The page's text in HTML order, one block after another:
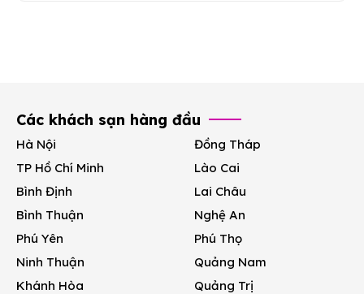
Các khách sạn hàng đầu
Hà Nội
TP Hồ Chí Minh
Bình Định
Bình Thuận
Phú Yên
Ninh Thuận
Khánh Hòa
Đồng Tháp
Lào Cai
Lai Châu
Nghệ An
Phú Thọ
Quảng Nam
Quảng Trị